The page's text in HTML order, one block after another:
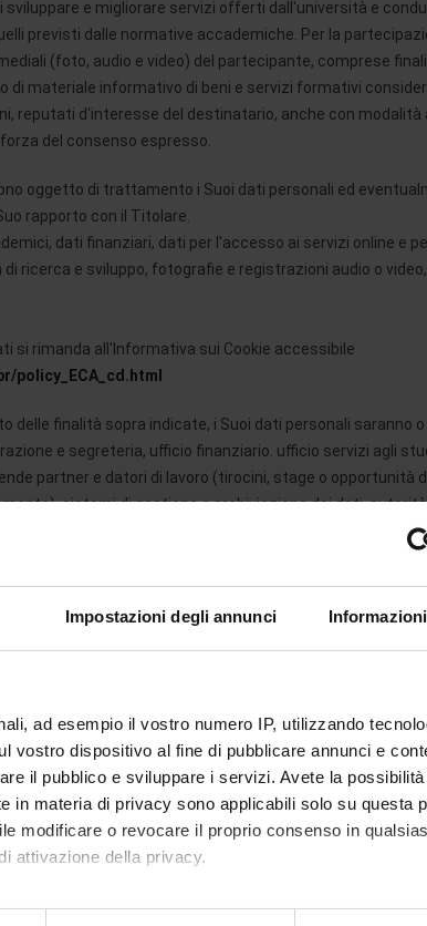
Impostazioni degli annunci
ad esempio il vostro numero IP, utilizzando
vostro dispositivo al fine di pubblicare annunci e
il pubblico e sviluppare i servizi. Avete la
materia di privacy sono applicabili solo su questa
modificare o revocare il proprio consenso in
attivazione della privacy.
e migliorare servizi offerti dall'università e
previsti dalle normative accademiche. Per la
(foto, audio e video) del partecipante, comprese
di materiale informativo di beni e servizi formativi
reputati d'interesse del destinatario, anche con
del consenso espresso.
oggetto di trattamento i Suoi dati personali ed
rapporto con il Titolare.
dati finanziari, dati per l'accesso ai servizi online e
ricerca e sviluppo, fotografie e registrazioni audio o
si rimanda all'Informativa sui Cookie accessibile
policy_ECA_cd.html
delle finalità sopra indicate, i Suoi dati personali saranno
e segreteria, ufficio finanziario. ufficio servizi agli
partner e datori di lavoro (tirocini, stage o opportunità
sistemi di gestione e archiviazione dei dati,
b.2. queste potranno essere comunicate anche ai
a socio unico privacy@accademiadellusso.com,
su indicate finalità, il trattamento dei Suoi dati personali
delle finalità, minimizzazione dei dati, esattezza,
o telematici. Il Titolare informa che i dati conferiti sono
che informatizzata, mediante il loro inserimento sia in
e i Responsabili del trattamento mettono in atto misure
della normativa vigente.
dati personali verranno conservati:
e per i dieci anni successivi al periodo in cui il Titolare sia
da norme di legge o regolamento o per le finalità
, per rispondere alle richieste di informazioni